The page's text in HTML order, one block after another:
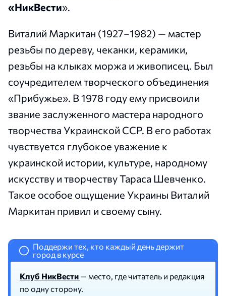
«НикВести».
Виталий Маркитан (1927–1982) — мастер
резьбы по дереву, чеканки, керамики,
резьбы на клыках моржа и живописец. Был
соучредителем творческого объединения
«Прибужье». В 1978 году ему присвоили
звание заслуженного мастера народного
творчества Украинской ССР. В его работах
чувствуется глубокое уважение к
украинской истории, культуре, народному
искусству и творчеству Тараса Шевченко.
Такое особое ощущение Украины Виталий
Маркитан привил и своему сыну.
i
Поддержи тех, кто каждый день держит
город в курсе
Клуб НикВести — место, где читатель и редакция
по одну сторону.